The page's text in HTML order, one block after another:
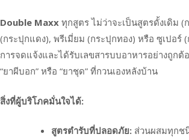
Double Maxx ทุกสูตร ไม่ว่าจะเป็นสูตรดั้งเดิม (
(กระปุกแดง), พรีเมี่ยม (กระปุกทอง) หรือ ซูเปอร์
การจดแจ้งและได้รับเลขสารบบอาหารอย่างถูก
“ยาผีบอก” หรือ “ยาชุด” ที่กวนเองหลังบ้าน
สิ่งที่ผู้บริโภคมั่นใจได้:
สูตรตำรับที่ปลอดภัย: ส่วนผสมทุกช